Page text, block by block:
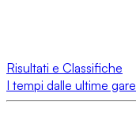
Risultati e Classifiche
I tempi dalle ultime gare